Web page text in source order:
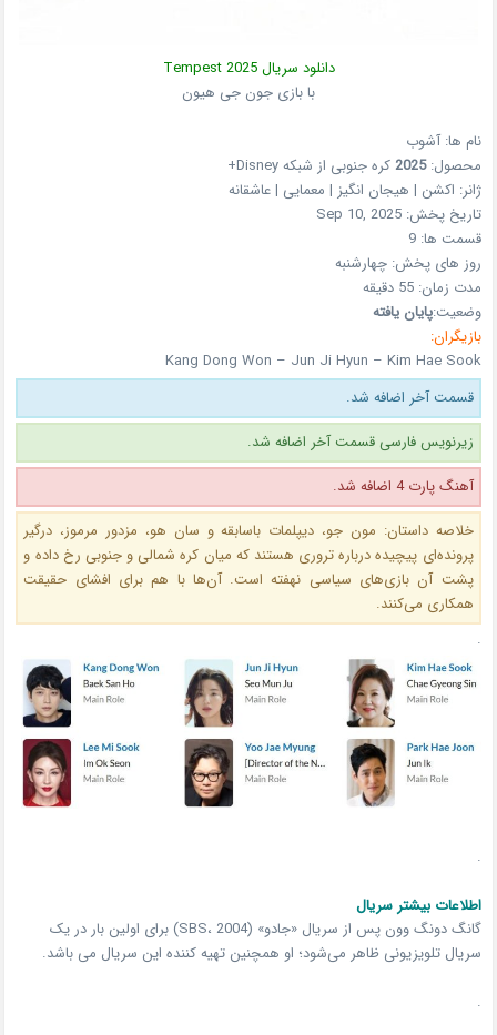
دانلود سریال Tempest 2025
با بازی جون جی هیون
نام ها: آشوب
محصول:2025 کره جنوبی از شبکهDisney+
ژانر: اکشن | هیجان انگیز | معمایی | عاشقانه
تاریخ پخش:Sep 10, 2025
قسمت ها:9
روز های پخش:چهارشنبه
مدت زمان:55 دقیقه
وضعیت:پایان یافته
بازیگران:
Kang Dong Won – Jun Ji Hyun – Kim Hae Sook
قسمت آخر اضافه شد.
زیرنویس فارسی قسمت آخر اضافه شد.
آهنگ پارت 4 اضافه شد.
خلاصه داستان: مون جو، دیپلمات باسابقه و سان هو، مزدور مرموز، درگیر
پرونده‌ای پیچیده درباره تروری هستند که میان کره شمالی و جنوبی رخ داده و
پشت آن بازی‌های سیاسی نهفته است. آن‌ها با هم برای افشای حقیقت
همکاری می‌کنند.
.
.
اطلاعات بیشتر سریال
گانگ دونگ وون پس از سریال «جادو» (SBS، 2004) برای اولین‌ بار در یک
سریال تلویزیونی ظاهر می‌شود؛ او همچنین تهیه کننده این سریال می باشد.
.